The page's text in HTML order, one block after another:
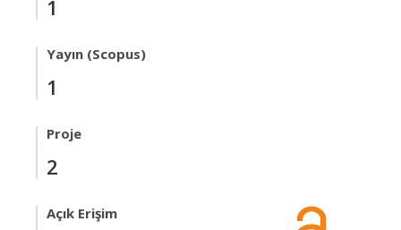
1
Yayın (Scopus)
1
Proje
2
Açık Erişim